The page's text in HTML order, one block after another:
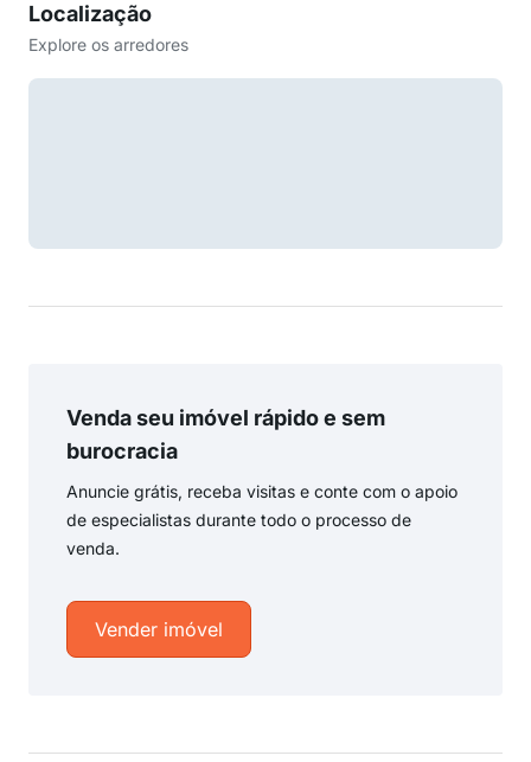
Localização
Explore os arredores
Venda seu imóvel rápido e sem
burocracia
Anuncie grátis, receba visitas e conte com o apoio
de especialistas durante todo o processo de
venda.
Vender imóvel